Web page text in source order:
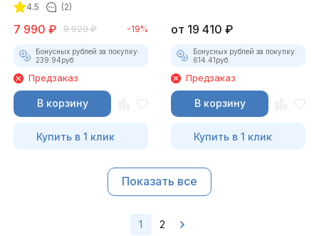
4.5 (2)
7 990 ₽ 9 920 ₽ -19%
Бонусных рублей за покупку:
239.94руб.
Предзаказ
В корзину
Купить в 1 клик
от 19 410 ₽
Бонусных рублей за покупку:
614.41руб.
Предзаказ
В корзину
Купить в 1 клик
Показать все
1 2